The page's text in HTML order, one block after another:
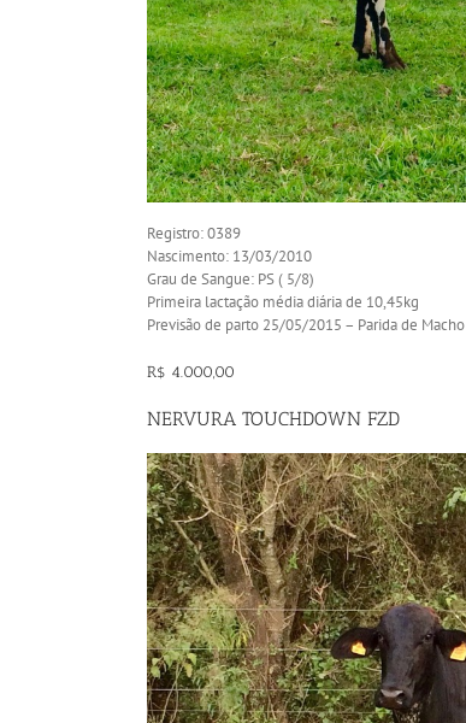
Registro: 0389
Nascimento: 13/03/2010
Grau de Sangue: PS ( 5/8)
Primeira lactação média diária de 10,45kg
Previsão de parto 25/05/2015 – Parida de Macho
R$ 4.000,00
NERVURA TOUCHDOWN FZD